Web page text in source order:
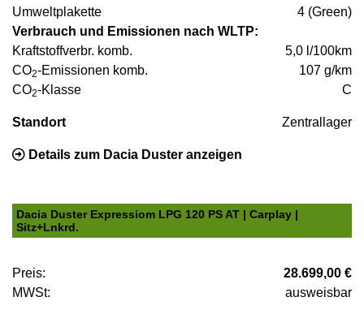
Umweltplakette
4 (Green)
Verbrauch und Emissionen nach WLTP:
Kraftstoffverbr. komb.
5,0 l/100km
CO2-Emissionen komb.
107 g/km
CO2-Klasse C
Standort Zentrallager
Details zum Dacia Duster anzeigen
Dacia Duster Expressiom LPG 120 PS AT | Carplay |
Sitz+Lnkrd.
Preis:
28.699,00 €
MWSt:
ausweisbar